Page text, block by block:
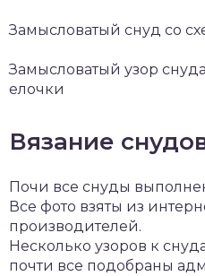
Замысловатый снуд со
Замысловатый узор
елочки
Вязание
Почи все снуды
Все фото взяты из
производителей.
Несколько узоров к
почти все подобраны